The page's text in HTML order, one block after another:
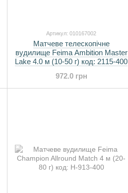
Артикул: 010167002
Матчеве телескопічне
вудилище Feima Ambition Master
Lake 4.0 м (10-50 г) код: 2115-400
972.0 грн